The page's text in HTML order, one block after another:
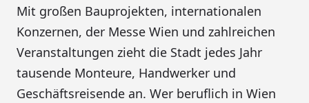
Mit großen Bauprojekten, internationalen
Konzernen, der Messe Wien und zahlreichen
Veranstaltungen zieht die Stadt jedes Jahr
tausende Monteure, Handwerker und
Geschäftsreisende an. Wer beruflich in Wien